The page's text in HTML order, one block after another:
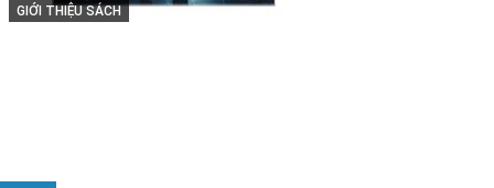
với Tổ quốc, với Đảng, Nhà nước